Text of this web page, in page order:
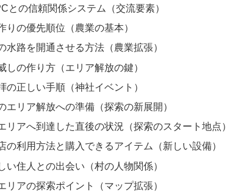
との信頼関係システム（交流要素）
りの優先順位（農業の基本）
水路を開通させる方法（農業拡張）
しの作り方（エリア解放の鍵）
の正しい手順（神社イベント）
エリア解放への準備（探索の新展開）
リアへ到達した直後の状況（探索のスタート地点）
の利用方法と購入できるアイテム（新しい設備）
い住人との出会い（村の人物関係）
リアの探索ポイント（マップ拡張）